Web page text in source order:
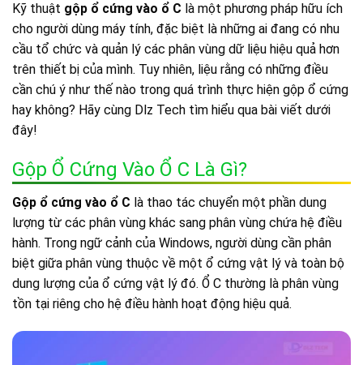
Kỹ thuật gộp ổ cứng vào ổ C là một phương pháp hữu ích
cho người dùng máy tính, đặc biệt là những ai đang có nhu
cầu tổ chức và quản lý các phân vùng dữ liệu hiệu quả hơn
trên thiết bị của mình. Tuy nhiên, liệu rằng có những điều
cần chú ý như thế nào trong quá trình thực hiện gộp ổ cứng
hay không? Hãy cùng Dlz Tech tìm hiểu qua bài viết dưới
đây!
Gộp Ổ Cứng Vào Ổ C Là Gì?
Gộp ổ cứng vào ổ C là thao tác chuyển một phần dung
lượng từ các phân vùng khác sang phân vùng chứa hệ điều
hành. Trong ngữ cảnh của Windows, người dùng cần phân
biệt giữa phân vùng thuộc về một ổ cứng vật lý và toàn bộ
dung lượng của ổ cứng vật lý đó. Ổ C thường là phân vùng
tồn tại riêng cho hệ điều hành hoạt động hiệu quả.